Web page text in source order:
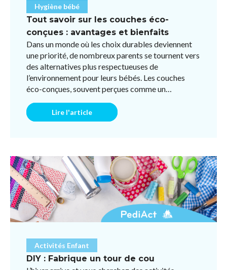
Hygiène bébé
Tout savoir sur les couches éco-
conçues : avantages et bienfaits
Dans un monde où les choix durables deviennent
une priorité, de nombreux parents se tournent vers
des alternatives plus respectueuses de
l’environnement pour leurs bébés. Les couches
éco-conçues, souvent perçues comme un
Lire l'article
Activités Enfant
DIY : Fabrique un tour de cou